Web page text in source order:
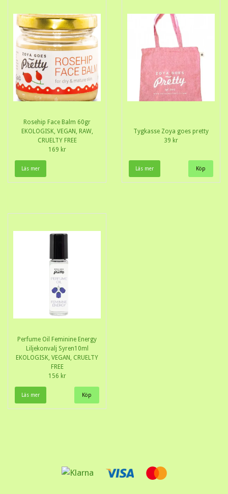
Rosehip Face Balm 60gr
EKOLOGISK, VEGAN, RAW,
CRUELTY FREE
169 kr
Läs mer
Tygkasse Zoya goes pretty
39 kr
Läs mer
Perfume Oil Feminine Energy
Liljekonvalj Syren10ml
EKOLOGISK, VEGAN, CRUELTY
FREE
156 kr
Läs mer